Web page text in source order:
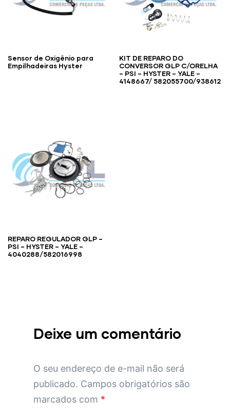
Sensor de Oxigênio para
Empilhadeiras Hyster
KIT DE REPARO DO
CONVERSOR GLP C/ORELHA
– PSI – HYSTER – YALE –
4148667/ 582055700/938612
REPARO REGULADOR GLP –
PSI – HYSTER – YALE –
4040288/582016998
Deixe um comentário
O seu endereço de e-mail não será
publicado. Campos obrigatórios são
marcados com *